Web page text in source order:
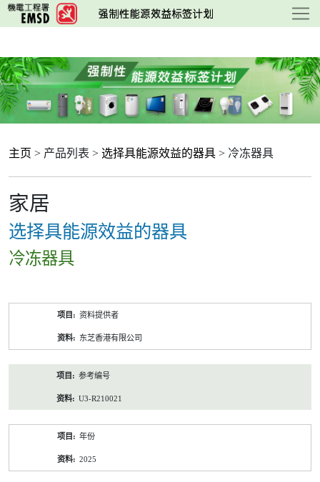
跳
至
要
内
容
主页 > 产品列表 > 选择具能源效益的器具 > 冷冻器具
家居
选择具能源效益的器具
冷冻器具
资料提供者
东芝香港有限公司
参考编号
U3-R210021
年份
2025